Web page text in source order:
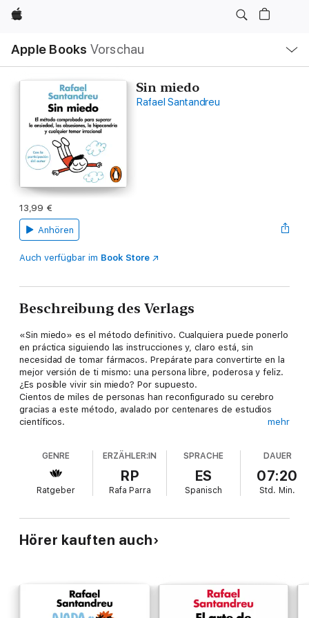
Apple
Apple Books Vorschau
Navigation
Menü
öffnen
Sin miedo
Rafael Santandreu
13,99 €
Anhören
Auch verfügbar im Book Store
Beschreibung des Verlags
«Sin miedo» es el método definitivo. Cualquiera puede ponerlo
en práctica siguiendo las instrucciones y, claro está, sin
necesidad de tomar fármacos. Prepárate para convertirte en la
mejor versión de ti mismo: una persona libre, poderosa y feliz.
¿Es posible vivir sin miedo? Por supuesto.
Cientos de miles de personas han reconfigurado su cerebro
gracias a este método, avalado por centenares de estudios
científicos.
- Ataques de ansiedad o pánico.
- Obsesiones (TOC).
- Timidez.
mehr
GENRE
Ratgeber
ERZÄHLER:IN
RP
Rafa Parra
SPRACHE
ES
Spanisch
DAUER
07:20
Std. Min.
Hörer kauften auch